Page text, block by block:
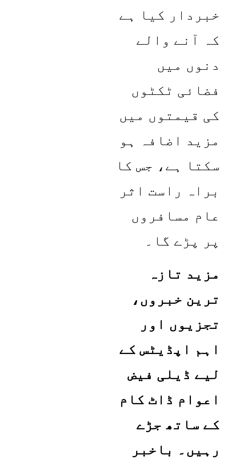
خبردار کیا ہے
کہ آنے والے
دنوں میں
فضائی ٹکٹوں
کی قیمتوں میں
مزید اضافہ ہو
سکتا ہے، جس کا
براہ راست اثر
عام مسافروں
پر پڑے گا۔
مزید تازہ
ترین خبروں،
تجزیوں اور
اہم اپڈیٹس کے
لیے ڈیلی فیض
اعوام ڈاٹ کام
کے ساتھ جڑے
رہیں۔ باخبر